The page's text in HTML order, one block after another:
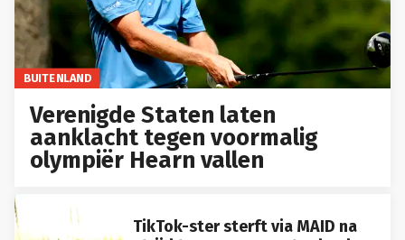
BUITENLAND
Verenigde Staten laten
aanklacht tegen voormalig
olympiër Hearn vallen
TikTok-ster sterft via MAID na